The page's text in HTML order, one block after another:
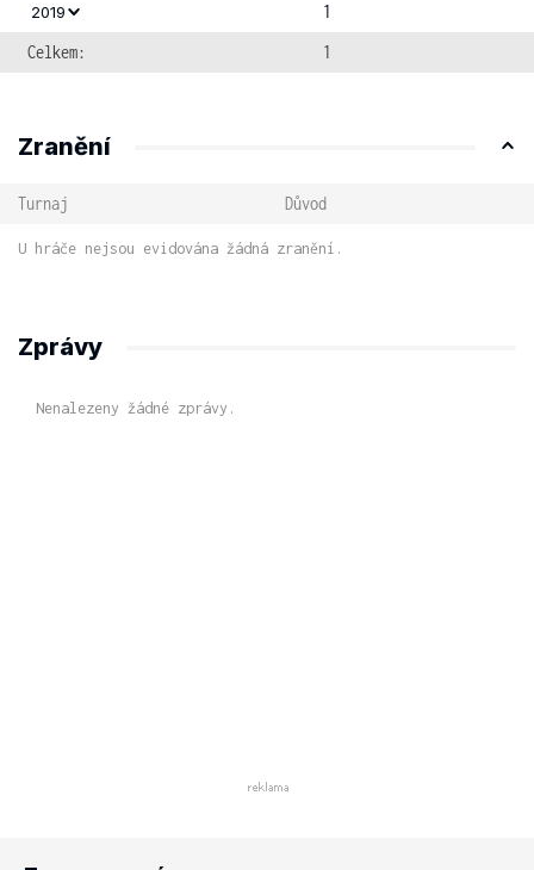
2019
1
Celkem:
1
Zranění
Turnaj Důvod
U hráče nejsou evidována žádná zranění.
Zprávy
Nenalezeny žádné zprávy.